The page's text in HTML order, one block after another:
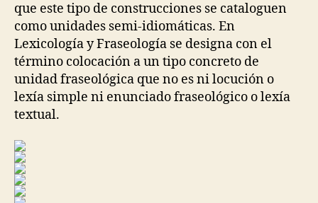
que este tipo de construcciones se cataloguen
como unidades semi-idiomáticas. En
Lexicología y Fraseología se designa con el
término colocación a un tipo concreto de
unidad fraseológica que no es ni locución o
lexía simple ni enunciado fraseológico o lexía
textual.